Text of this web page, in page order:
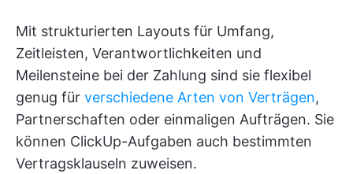
Mit strukturierten Layouts für Umfang,
Zeitleisten, Verantwortlichkeiten und
Meilensteine bei der Zahlung sind sie flexibel
genug für verschiedene Arten von Verträgen,
Partnerschaften oder einmaligen Aufträgen. Sie
können ClickUp-Aufgaben auch bestimmten
Vertragsklauseln zuweisen.